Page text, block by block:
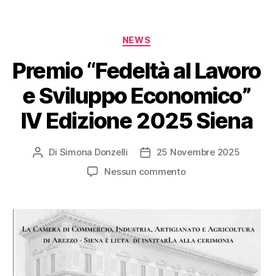
NEWS
Premio “Fedeltà al Lavoro
e Sviluppo Economico”
IV Edizione 2025 Siena
Di Simona Donzelli
25 Novembre 2025
Nessun commento